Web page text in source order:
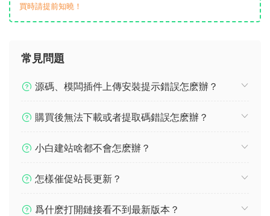
買時請提前知曉！
常見問題
源碼、模闆插件上傳安裝提示錯誤怎麽辦？
購買後無法下載或者提取碼錯誤怎麽辦？
小白建站啥都不會怎麽辦？
怎樣催促站長更新？
爲什麽打開鏈接看不到最新版本？